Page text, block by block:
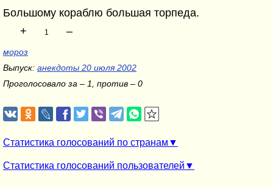
Большому кораблю большая торпеда.
+
1 –
мороз
Выпуск: анекдоты 20 июля 2002
Проголосовало за – 1, против – 0
Статистика голосований по странам
Статистика голосований пользователей